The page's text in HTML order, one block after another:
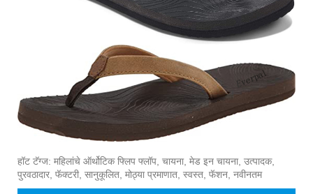
हॉट टॅग्ज: महिलांचे ऑर्थोटिक फ्लिप फ्लॉप, चायना, मेड इन चायना, उत्पादक,
पुरवठादार, फॅक्टरी, सानुकूलित, मोठ्या प्रमाणात, स्वस्त, फॅशन, नवीनतम